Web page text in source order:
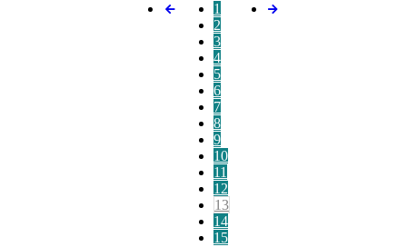
1
2
3
4
5
6
7
8
9
10
11
12
13
14
15